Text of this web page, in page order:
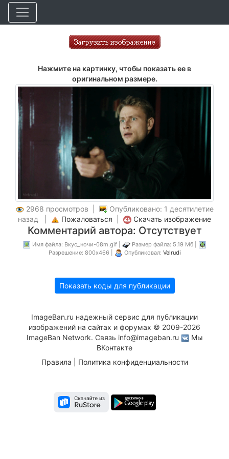
Нажмите на картинку, чтобы показать ее в
оригинальном размере.
2968 просмотров |
Опубликовано: 1 десятилетие
назад |
Пожаловаться Скачать изображение
Комментарий автора: Отсутствует
Имя файла: Вкус_ночи-08m.gif |
Размер файла: 5.19 Мб |
Разрешение: 800x466 |
Опубликовал: Velrudi
Показать коды для публикации
ImageBan.ru надежный сервис для публикации
изображений на сайтах и форумах © 2009-2026
ImageBan Network. Связь info@imageban.ru
Мы
ВКонтакте
Правила
Политика конфиденциальности